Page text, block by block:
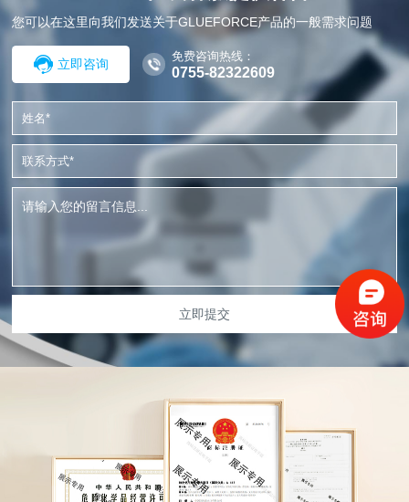
您可以在这里向我们发送关于GLUEFORCE产品的一般需求问题
立即咨询
免费咨询热线：
0755-82322609